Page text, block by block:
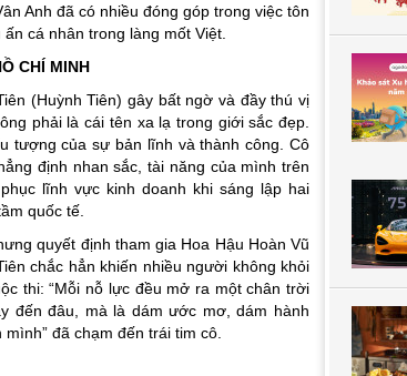
Anh đã có nhiều đóng góp trong việc tôn
cá nhân trong làng mốt Việt.
CHÍ MINH
(Huỳnh Tiên) gây bất ngờ và đầy thú vị
phải là cái tên xa lạ trong giới sắc đẹp.
tượng của sự bản lĩnh và thành công. Cô
định nhan sắc, tài năng của mình trên
lĩnh vực kinh doanh khi sáng lập hai
quốc tế.
quyết định tham gia Hoa Hậu Hoàn Vũ
chắc hẳn khiến nhiều người không khỏi
thi: “Mỗi nỗ lực đều mở ra một chân trời
đến đâu, mà là dám ước mơ, dám hành
mình” đã chạm đến trái tim cô.